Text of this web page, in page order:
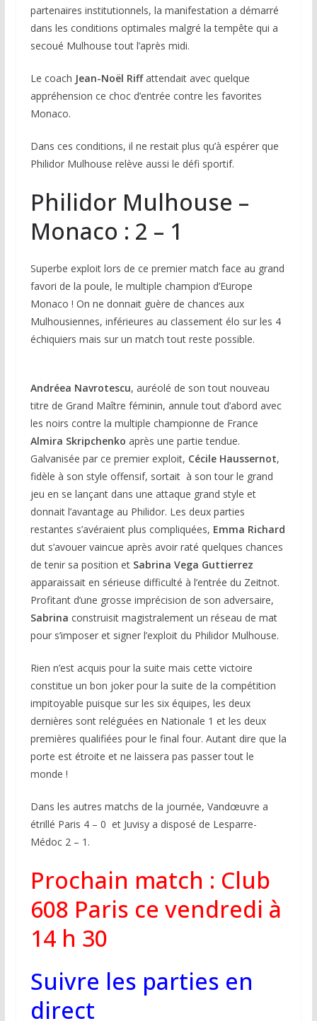
partenaires institutionnels, la manifestation a démarré
dans les conditions optimales malgré la tempête qui a
secoué Mulhouse tout l’après midi.
Le coach Jean-Noël Riffattendait avec quelque
appréhension ce choc d’entrée contre les favorites
Monaco.
Dans ces conditions, il ne restait plus qu’à espérer que
Philidor Mulhouse relève aussi le défi sportif.
Philidor Mulhouse –
Monaco : 2 – 1
Superbe exploit lors de ce premier match face au grand
favori de la poule, le multiple champion d’Europe
Monaco ! On ne donnait guère de chances aux
Mulhousiennes, inférieures au classement élo sur les 4
échiquiers mais sur un match tout reste possible.
Andréea Navrotescu, auréolé de son tout nouveau
titre de Grand Maître féminin, annule tout d’abord avec
les noirs contre la multiple championne de France
Almira Skripchenko après une partie tendue.
Galvanisée par ce premier exploit, Cécile Haussernot,
fidèle à son style offensif, sortait à son tour le grand
jeu en se lançant dans une attaque grand style et
donnait l’avantage au Philidor. Les deux parties
restantes s’avéraient plus compliquées, Emma Richard
dut s’avouer vaincue après avoir raté quelques chances
de tenir sa position et Sabrina Vega Guttierrez
apparaissait en sérieuse difficulté à l’entrée du Zeitnot.
Profitant d’une grosse imprécision de son adversaire,
Sabrina construisit magistralement un réseau de mat
pour s’imposer et signer l’exploit du Philidor Mulhouse.
Rien n’est acquis pour la suite mais cette victoire
constitue un bon joker pour la suite de la compétition
impitoyable puisque sur les six équipes, les deux
dernières sont reléguées en Nationale 1 et les deux
premières qualifiées pour le final four. Autant dire que la
porte est étroite et ne laissera pas passer tout le
monde !
Dans les autres matchs de la journée, Vandœuvre a
étrillé Paris 4 – 0 et Juvisy a disposé de Lesparre-
Médoc 2 – 1.
Prochain match : Club
608 Paris ce vendredi à
14 h 30
Suivre les parties en
direct